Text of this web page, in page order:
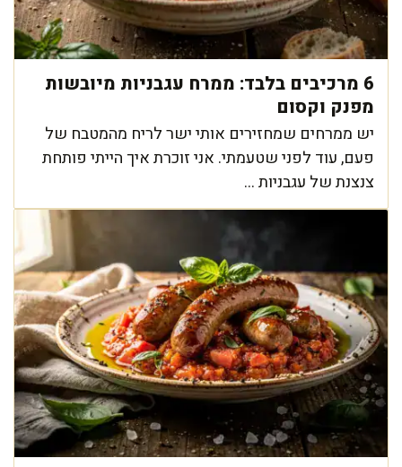
6 מרכיבים בלבד: ממרח עגבניות מיובשות
מפנק וקסום
יש ממרחים שמחזירים אותי ישר לריח מהמטבח של
פעם, עוד לפני שטעמתי. אני זוכרת איך הייתי פותחת
צנצנת של עגבניות ...